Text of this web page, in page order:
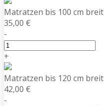
Matratzen bis 100 cm breit
35,00 €
-
+
Matratzen bis 120 cm breit
42,00 €
-